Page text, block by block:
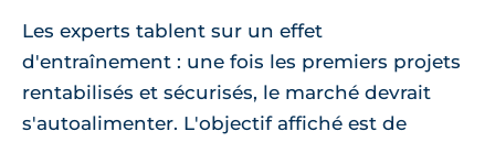
Les experts tablent sur un effet
d'entraînement : une fois les premiers projets
rentabilisés et sécurisés, le marché devrait
s'autoalimenter. L'objectif affiché est de